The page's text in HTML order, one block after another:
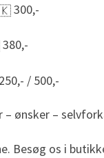
300,-
380,-
/ 500,-
– ønsker –
Besøg os i